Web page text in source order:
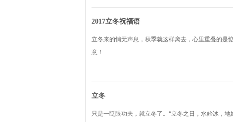
2017立冬祝福语
立冬来的悄无声息，秋季就这样离去，心里重叠的是
意！
立冬
只是一眨眼功夫，就立冬了。“立冬之日，水始冰，地